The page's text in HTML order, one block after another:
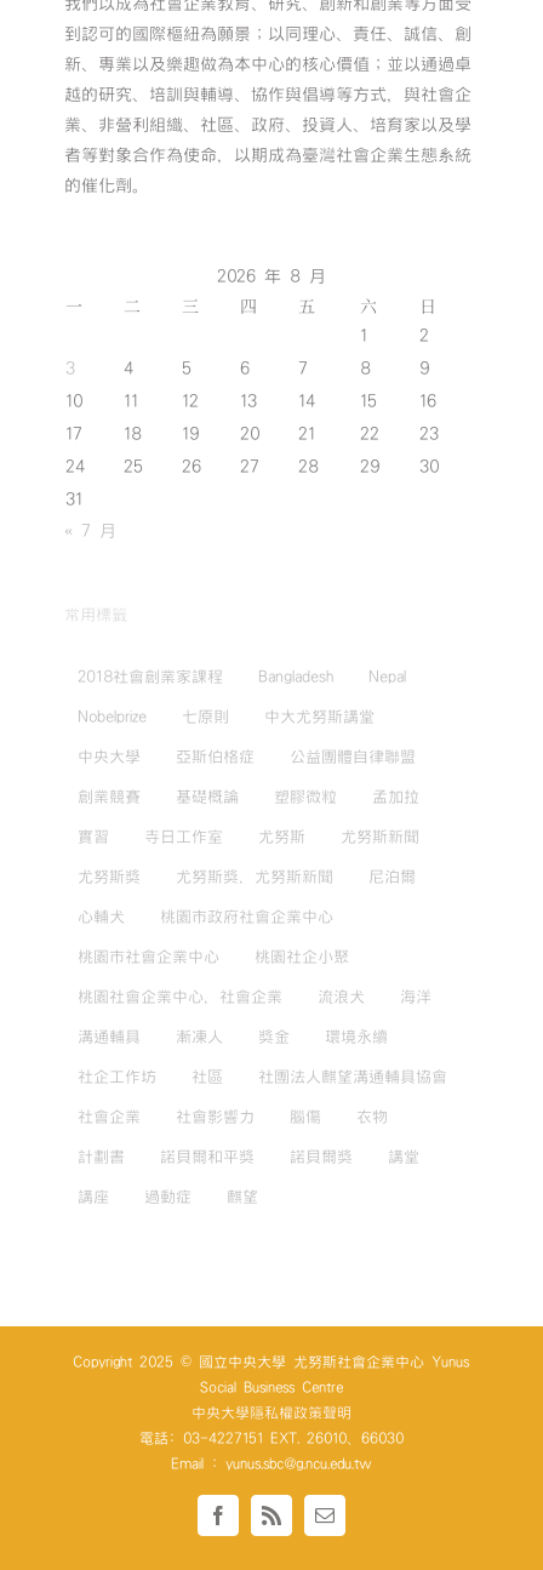
我們以成為社會企業教育、研究、創新和創業等方面受
到認可的國際樞紐為願景；以同理心、責任、誠信、創
新、專業以及樂趣做為本中心的核心價值；並以通過卓
越的研究、培訓與輔導、協作與倡導等方式，與社會企
業、非營利組織、社區、政府、投資人、培育家以及學
者等對象合作為使命，以期成為臺灣社會企業生態系統
的催化劑。
2026 年 8 月
一 二 三 四 五 六 日
1
2
3
4 5 6 7 8
9
10
11 12 13 14 15
16
17
18 19 20 21 22
23
24
25 26 27 28 29
30
31
« 7 月
常用標籤
2018社會創業家課程 Bangladesh Nepal
Nobelprize 七原則 中大尤努斯講堂
中央大學 亞斯伯格症 公益團體自律聯盟
創業競賽 基礎概論 塑膠微粒 孟加拉
實習 寺日工作室 尤努斯 尤努斯新聞
尤努斯獎 尤努斯獎，尤努斯新聞 尼泊爾
心輔犬 桃園市政府社會企業中心
桃園市社會企業中心 桃園社企小聚
桃園社會企業中心，社會企業 流浪犬 海洋
溝通輔具 漸凍人 獎金 環境永續
社企工作坊 社區 社團法人麒望溝通輔具協會
社會企業 社會影響力 腦傷 衣物
計劃書 諾貝爾和平獎 諾貝爾獎 講堂
講座 過動症 麒望
Copyright 2025 © 國立中央大學 尤努斯社會企業中心 Yunus
Social Business Centre
中央大學隱私權政策聲明
電話: 03-4227151 EXT. 26010、66030
Email : yunus.sbc@g.ncu.edu.tw
Facebook
Rss Email: